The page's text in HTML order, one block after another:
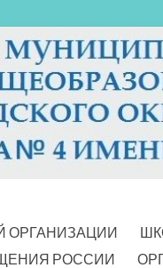
ОРГАНИЗАЦИИ
РОССИИ